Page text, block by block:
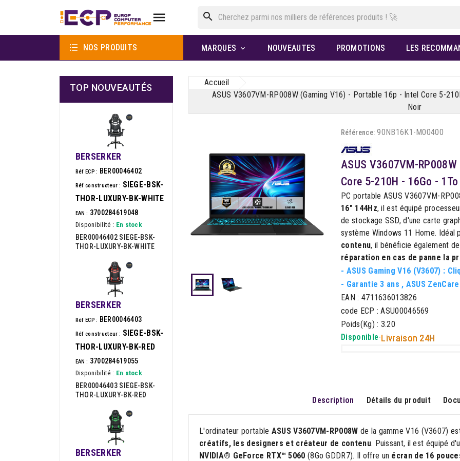
 search
 NOS PRODUITS MARQUES  NOUVEAUTES PROMOTIONS LES
TOP NOUVEAUTÉS
BERSERKER
Réf ECP : BER00046402
Réf constructeur : SIEGE-BSK-
THOR-LUXURY-BK-WHITE
EAN : 3700284619048
Disponibilité : En stock
BER00046402 SIEGE-BSK-
THOR-LUXURY-BK-WHITE
BERSERKER
Réf ECP : BER00046403
Réf constructeur : SIEGE-BSK-
THOR-LUXURY-BK-RED
EAN : 3700284619055
Disponibilité : En stock
BER00046403 SIEGE-BSK-
THOR-LUXURY-BK-RED
BERSERKER
Accueil
ASUS V3607VM-RP008W (Gaming V16) - Portable 16p - Intel Core 5-
Noir
Référence: 90NB16K1-M00400
ASUS V3607VM-
Core 5-210H - 16Go -
PC portable ASUS V3607VM-
16" 144Hz, il est équipé
de stockage SSD, d'une carte
système Windows 11 Home. Idéal
contenu, il bénéficie également
réparation en cas de panne la
- ASUS Gaming V16 (V3607) :
- Garantie 3 ans , ASUS
EAN : 4711636013826
code ECP : ASU00046569
Poids(Kg) : 3.20
Disponible-Livraison 24H
Description Détails du produit
L'ordinateur portable ASUS V3607VM-RP008W de la gamme V16 (V3607)
créatifs, les designers et créateur de contenu. Puissant, il est équipé
NVIDIA® GeForce RTX™ 5060 (8Go GDDR7). Il offre un écran de 16